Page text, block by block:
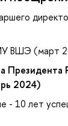
ВШЭ (март
Президента
2024)
- 10 лет